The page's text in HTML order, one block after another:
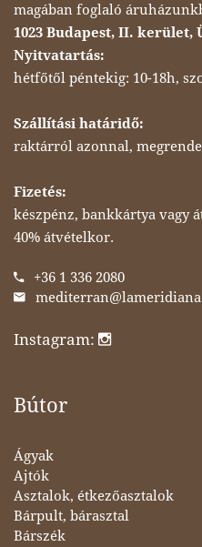
magában foglaló
1023 Budapest, II. kerület,
Nyitvatartás:
hétfőtől péntekig: 10-18h,
Szállítási határidő:
raktárról azonnal,
Fizetés:
készpénz, bankkártya vagy
40% átvételkor.
+36 1 336 2080
Instagram:
Bútor
Ágyak
Ajtók
Asztalok, étkezőasztalok
Bárpult, bárasztal
Bárszék